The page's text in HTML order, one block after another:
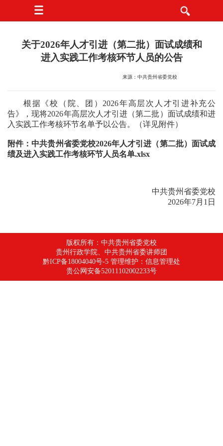
关于2026年人才引进（第二批）面试成绩和
进入实践工作考核环节人员的公告
来源：中共贵州省委党校
根据《校（院、团）2026年高层次人才引进补充公
告》，现将2026年高层次人才引进（第二批）面试成绩和进
入实践工作考核环节名单予以公告。（详见附件）
附件： 中共贵州省委党校2026年人才引进（第二批）面试成
绩及进入实践工作考核环节人员名单.xlsx
中共贵州省委党校
2026年7月1日
版权所有：中共贵州省委党校
贵州行政学院、中共贵州省委讲师团
黔ICP备18004040号-5 管理维护：信息管理处
贵公网安备52011102002233号